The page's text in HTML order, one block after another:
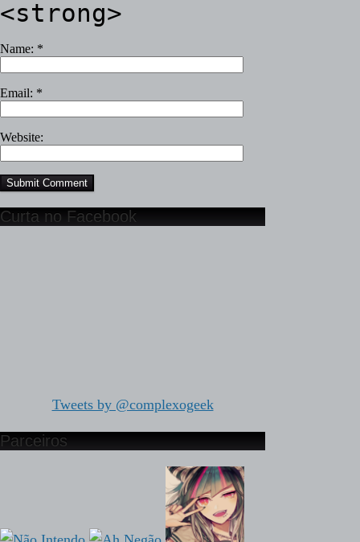
<strong>
Name: *
Email: *
Website:
Curta no Facebook
Tweets by @complexogeek
Parceiros